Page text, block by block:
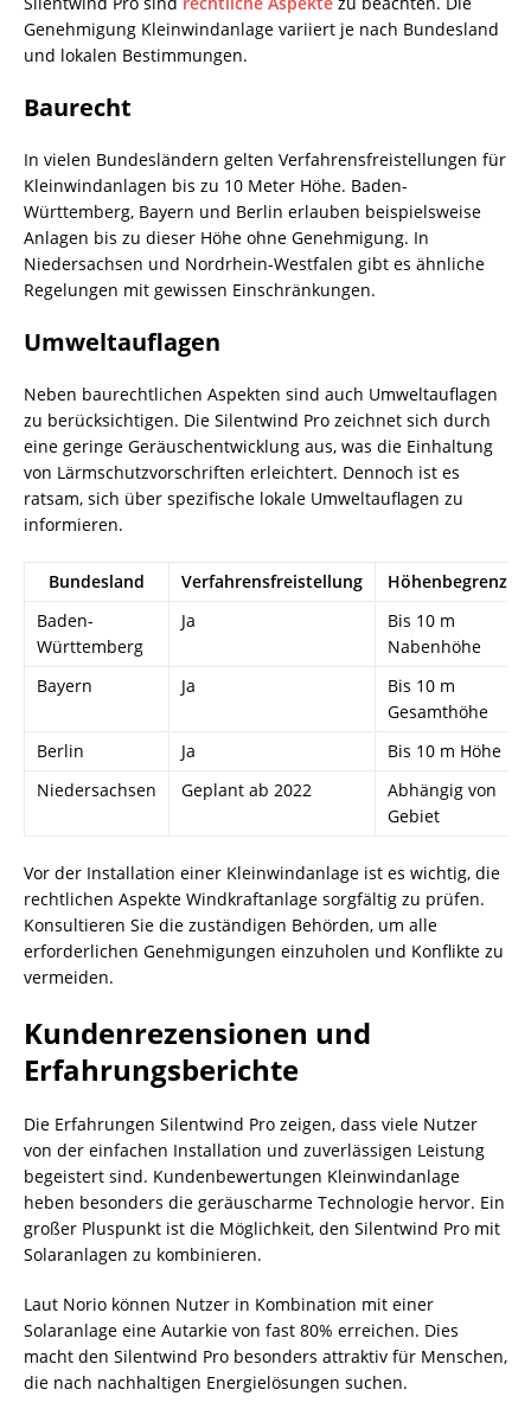
Genehmigung Kleinwindanlage variiert je nach Bundesland
und lokalen Bestimmungen.
Baurecht
In vielen Bundesländern gelten Verfahrensfreistellungen für
Kleinwindanlagen bis zu 10 Meter Höhe. Baden-
Württemberg, Bayern und Berlin erlauben beispielsweise
Anlagen bis zu dieser Höhe ohne Genehmigung. In
Niedersachsen und Nordrhein-Westfalen gibt es ähnliche
Regelungen mit gewissen Einschränkungen.
Umweltauflagen
Neben baurechtlichen Aspekten sind auch Umweltauflagen
zu berücksichtigen. Die Silentwind Pro zeichnet sich durch
eine geringe Geräuschentwicklung aus, was die Einhaltung
von Lärmschutzvorschriften erleichtert. Dennoch ist es
ratsam, sich über spezifische lokale Umweltauflagen zu
informieren.
Bundesland Verfahrensfreistellung
Baden-
Württemberg
Ja
Bis 10 m
Nabenhöhe
Bayern
Ja
Bis 10 m
Gesamthöhe
Berlin
Ja
Bis 10 m Höhe
Niedersachsen
Geplant ab 2022
Abhängig von
Gebiet
Vor der Installation einer Kleinwindanlage ist es wichtig, die
rechtlichen Aspekte Windkraftanlage sorgfältig zu prüfen.
Konsultieren Sie die zuständigen Behörden, um alle
erforderlichen Genehmigungen einzuholen und Konflikte zu
vermeiden.
Kundenrezensionen und
Erfahrungsberichte
Die Erfahrungen Silentwind Pro zeigen, dass viele Nutzer
von der einfachen Installation und zuverlässigen Leistung
begeistert sind. Kundenbewertungen Kleinwindanlage
heben besonders die geräuscharme Technologie hervor. Ein
großer Pluspunkt ist die Möglichkeit, den Silentwind Pro mit
Solaranlagen zu kombinieren.
Laut Norio können Nutzer in Kombination mit einer
Solaranlage eine Autarkie von fast 80% erreichen. Dies
macht den Silentwind Pro besonders attraktiv für Menschen,
die nach nachhaltigen Energielösungen suchen.